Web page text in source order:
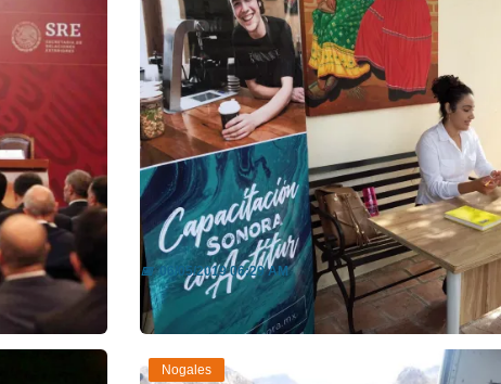
Leer más
Capacitan a Sonora con “Actitur”
📅06/05/2019 06:29 AM
Nogales